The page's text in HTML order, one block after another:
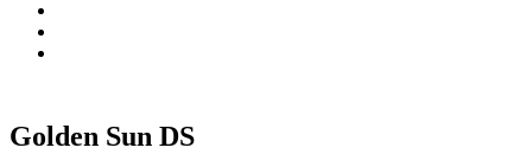
Golden Sun DS